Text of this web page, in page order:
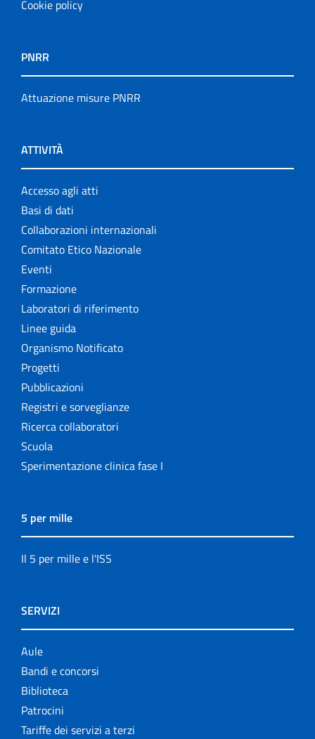
Cookie policy
PNRR
Attuazione misure PNRR
ATTIVITÀ
Accesso agli atti
Basi di dati
Collaborazioni internazionali
Comitato Etico Nazionale
Eventi
Formazione
Laboratori di riferimento
Linee guida
Organismo Notificato
Progetti
Pubblicazioni
Registri e sorveglianze
Ricerca collaboratori
Scuola
Sperimentazione clinica fase I
5 per mille
Il 5 per mille e l'ISS
SERVIZI
Aule
Bandi e concorsi
Biblioteca
Patrocini
Tariffe dei servizi a terzi